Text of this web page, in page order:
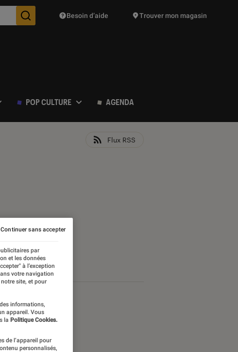
Des suggestions de produits vont vous être proposées
Besoin d’aide Trouver mon magasin
POP CULTURE AGENDA
Flux RSS
par
et les données
à l’exception
votre navigation
site, et pour
informations,
appareil. Vous
la Politique Cookies.
de l’appareil pour
personnalisés,
Continuer sans accepter